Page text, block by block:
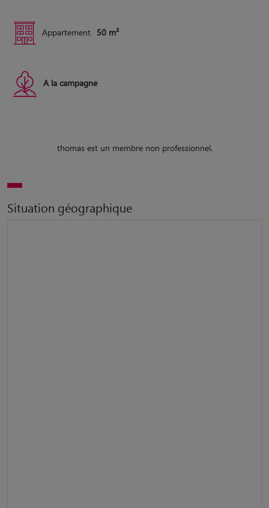
Appartement 50 m²
A la campagne
thomas est un membre non professionnel.
Situation géographique